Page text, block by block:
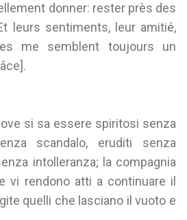
donner: rester près des
leurs sentiments, leur amitié,
me semblent toujours un
si sa essere spiritosi senza
scandalo, eruditi senza
intolleranza; la compagnia
vi rendono atti a continuare il
quelli che lasciano il vuoto e